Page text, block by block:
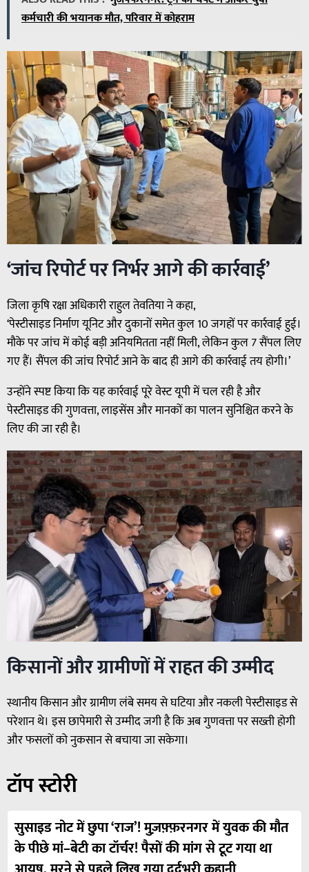
कर्मचारी की भयानक मौत, परिवार में कोहराम
‘जांच रिपोर्ट पर निर्भर आगे की कार्रवाई’
जिला कृषि रक्षा अधिकारी राहुल तेवतिया ने कहा,
‘पेस्टीसाइड निर्माण यूनिट और दुकानों समेत कुल 10 जगहों पर कार्रवाई हुई।
मौके पर जांच में कोई बड़ी अनियमितता नहीं मिली, लेकिन कुल 7 सैंपल लिए
गए हैं। सैंपल की जांच रिपोर्ट आने के बाद ही आगे की कार्रवाई तय होगी।’
उन्होंने स्पष्ट किया कि यह कार्रवाई पूरे वेस्ट यूपी में चल रही है और
पेस्टीसाइड की गुणवत्ता, लाइसेंस और मानकों का पालन सुनिश्चित करने के
लिए की जा रही है।
किसानों और ग्रामीणों में राहत की उम्मीद
स्थानीय किसान और ग्रामीण लंबे समय से घटिया और नकली पेस्टीसाइड से
परेशान थे। इस छापेमारी से उम्मीद जगी है कि अब गुणवत्ता पर सख्ती होगी
और फसलों को नुकसान से बचाया जा सकेगा।
टॉप स्टोरी
सुसाइड नोट में छुपा ‘राज’! मुज़फ़्फ़रनगर में युवक की मौत
के पीछे मां–बेटी का टॉर्चर! पैसों की मांग से टूट गया था